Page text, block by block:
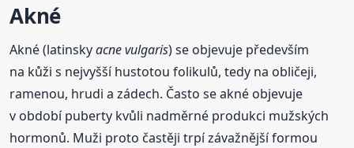
Akné
Akné (latinskyacne vulgaris) se objevuje především
na kůži s nejvyšší hustotou folikulů, tedy na obličeji,
ramenou, hrudi a zádech. Často se akné objevuje
v období puberty kvůli nadměrné produkci mužských
hormonů. Muži proto častěji trpí závažnější formou